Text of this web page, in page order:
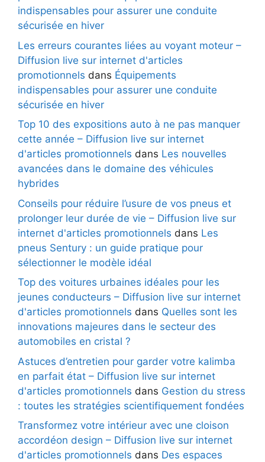
indispensables pour assurer une conduite
sécurisée en hiver
Les erreurs courantes liées au voyant moteur –
Diffusion live sur internet d'articles
promotionnels dans Équipements
indispensables pour assurer une conduite
sécurisée en hiver
Top 10 des expositions auto à ne pas manquer
cette année – Diffusion live sur internet
d'articles promotionnels dans Les nouvelles
avancées dans le domaine des véhicules
hybrides
Conseils pour réduire l’usure de vos pneus et
prolonger leur durée de vie – Diffusion live sur
internet d'articles promotionnels dans Les
pneus Sentury : un guide pratique pour
sélectionner le modèle idéal
Top des voitures urbaines idéales pour les
jeunes conducteurs – Diffusion live sur internet
d'articles promotionnels dans Quelles sont les
innovations majeures dans le secteur des
automobiles en cristal ?
Astuces d’entretien pour garder votre kalimba
en parfait état – Diffusion live sur internet
d'articles promotionnels dans Gestion du stress
: toutes les stratégies scientifiquement fondées
Transformez votre intérieur avec une cloison
accordéon design – Diffusion live sur internet
d'articles promotionnels dans Des espaces